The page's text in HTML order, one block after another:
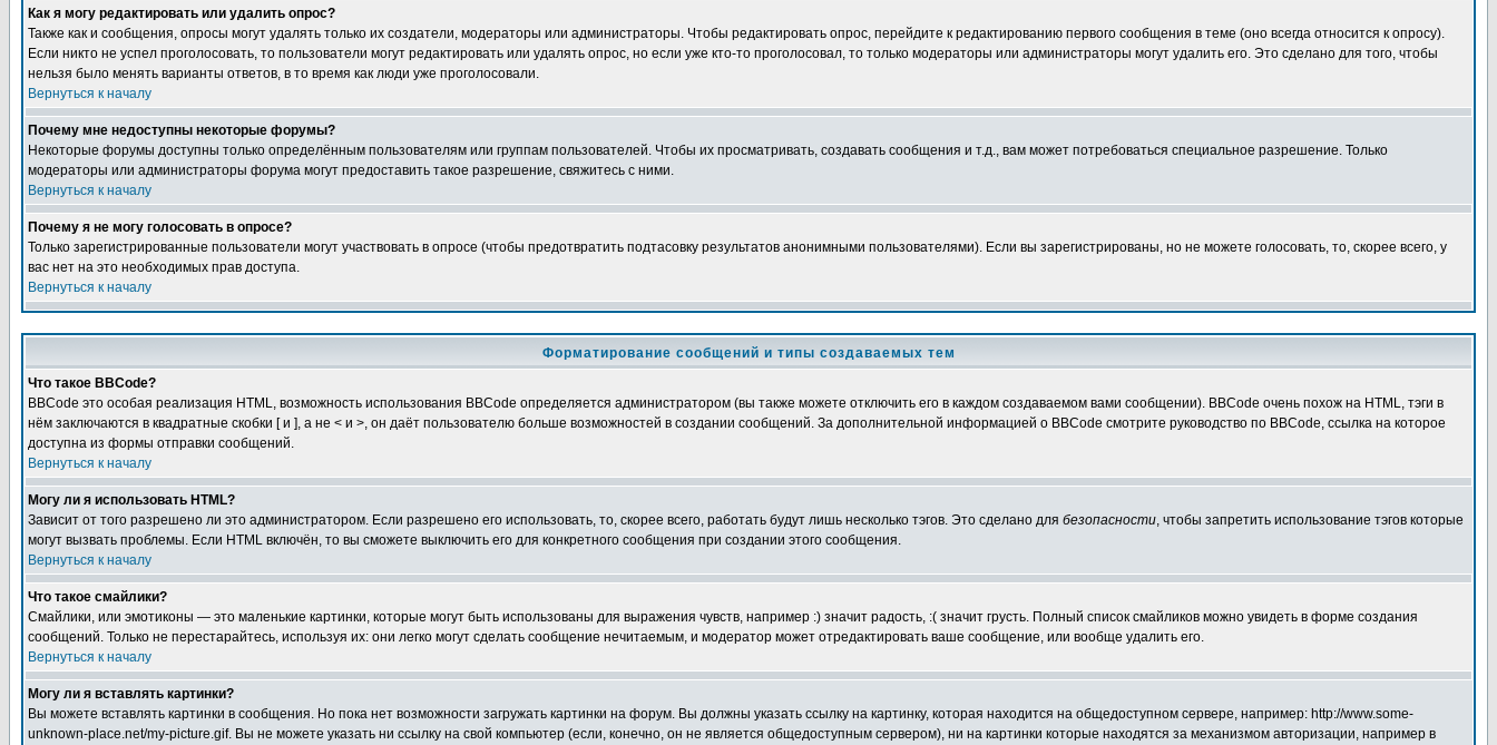
Как я могу редактировать или удалить опрос?
Также как и сообщения, опросы могут удалять только их создатели, модераторы или администраторы. Чтобы редактировать опрос, перейдите к редактированию первого сообщения в теме (оно всегда относится к опросу).
Если никто не успел проголосовать, то пользователи могут редактировать или удалять опрос, но если уже кто-то проголосовал, то только модераторы или администраторы могут удалить его. Это сделано для того, чтобы
нельзя было менять варианты ответов, в то время как люди уже проголосовали.
Вернуться к началу
Почему мне недоступны некоторые форумы?
Некоторые форумы доступны только определённым пользователям или группам пользователей. Чтобы их просматривать, создавать сообщения и т.д., вам может потребоваться специальное разрешение. Только
модераторы или администраторы форума могут предоставить такое разрешение, свяжитесь с ними.
Вернуться к началу
Почему я не могу голосовать в опросе?
Только зарегистрированные пользователи могут участвовать в опросе (чтобы предотвратить подтасовку результатов анонимными пользователями). Если вы зарегистрированы, но не можете голосовать, то, скорее всего, у
вас нет на это необходимых прав доступа.
Вернуться к началу
Форматирование сообщений и типы создаваемых тем
Что такое BBCode?
BBCode это особая реализация HTML, возможность использования BBCode определяется администратором (вы также можете отключить его в каждом создаваемом вами сообщении). BBCode очень похож на HTML, тэги в
нём заключаются в квадратные скобки [ и ], а не < и >, он даёт пользователю больше возможностей в создании сообщений. За дополнительной информацией о BBCode смотрите руководство по BBCode, ссылка на которое
доступна из формы отправки сообщений.
Вернуться к началу
Могу ли я использовать HTML?
Зависит от того разрешено ли это администратором. Если разрешено его использовать, то, скорее всего, работать будут лишь несколько тэгов. Это сделано для безопасности, чтобы запретить использование тэгов которые
могут вызвать проблемы. Если HTML включён, то вы сможете выключить его для конкретного сообщения при создании этого сообщения.
Вернуться к началу
Что такое смайлики?
Смайлики, или эмотиконы — это маленькие картинки, которые могут быть использованы для выражения чувств, например :) значит радость, :( значит грусть. Полный список смайликов можно увидеть в форме создания
сообщений. Только не перестарайтесь, используя их: они легко могут сделать сообщение нечитаемым, и модератор может отредактировать ваше сообщение, или вообще удалить его.
Вернуться к началу
Могу ли я вставлять картинки?
Вы можете вставлять картинки в сообщения. Но пока нет возможности загружать картинки на форум. Вы должны указать ссылку на картинку, которая находится на общедоступном сервере, например: http://www.some-
unknown-place.net/my-picture.gif. Вы не можете указать ни ссылку на свой компьютер (если, конечно, он не является общедоступным сервером), ни на картинки которые находятся за механизмом авторизации, например в